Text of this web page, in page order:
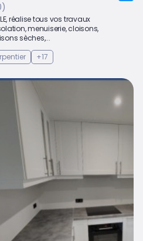
réalise tous vos travaux
menuiserie, cloisons,
sèches,...
+17